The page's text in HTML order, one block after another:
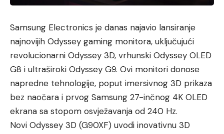
Samsung Electronics je danas najavio lansiranje
najnovijih Odyssey gaming monitora, uključujući
revolucionarni Odyssey 3D, vrhunski Odyssey OLED
G8 i ultraširoki Odyssey G9. Ovi monitori donose
napredne tehnologije, poput imersivnog 3D prikaza
bez naočara i prvog Samsung 27-inčnog 4K OLED
ekrana sa stopom osvježavanja od 240 Hz.
Novi Odyssey 3D (G90XF) uvodi inovativnu 3D